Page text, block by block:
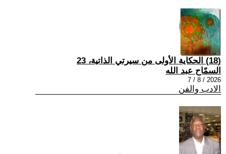
(18) الحكاية الأولى من سيرتي الذاتية، 23
السمّاح عبد الله
2026 / 8 / 7
الادب والفن